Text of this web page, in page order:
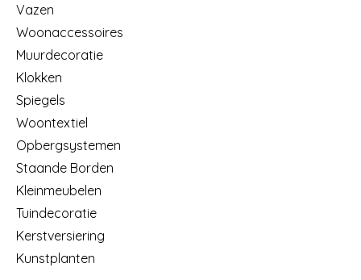
Vazen
Woonaccessoires
Muurdecoratie
Klokken
Spiegels
Woontextiel
Opbergsystemen
Staande Borden
Kleinmeubelen
Tuindecoratie
Kerstversiering
Kunstplanten